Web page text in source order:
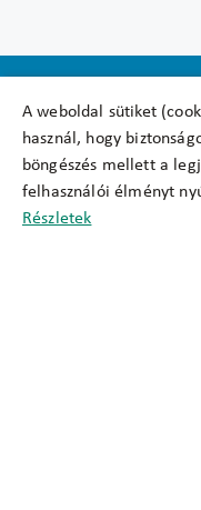
A weboldal sütiket
használ, hogy
böngészés mellett a
felhasználói élményt
Részletek